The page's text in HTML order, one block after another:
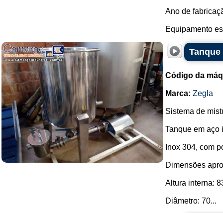
Ano de
Equipamento
Código da
Marca: Zegla
Sistema de
Tanque em aço
Inox 304, com
Dimensões
Altura interna:
Diâmetro: 70...